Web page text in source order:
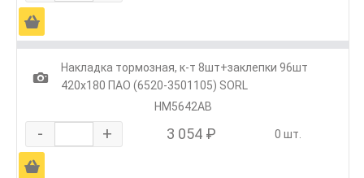
Ä
1
Накладка тормозная, к-т 8шт+заклепки 96шт
420х180 ПАО (6520-3501105) SORL
HM5642AB
- + 3 054 ₽ 0 шт.
Ä